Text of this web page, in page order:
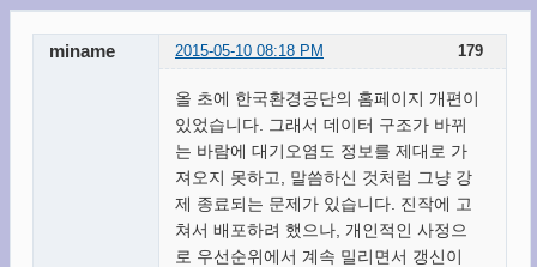
179
miname 2015-05-10 08:18 PM
올 초에 한국환경공단의 홈페이지 개편이
있었습니다. 그래서 데이터 구조가 바뀌
는 바람에 대기오염도 정보를 제대로 가
져오지 못하고, 말씀하신 것처럼 그냥 강
제 종료되는 문제가 있습니다. 진작에 고
쳐서 배포하려 했으나, 개인적인 사정으
로 우선순위에서 계속 밀리면서 갱신이